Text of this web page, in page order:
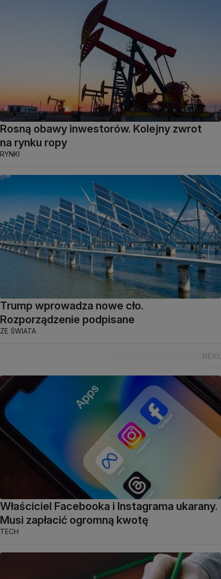
Rosną obawy inwestorów. Kolejny zwrot
na rynku ropy
RYNKI
Trump wprowadza nowe cło.
Rozporządzenie podpisane
ZE ŚWIATA
Właściciel Facebooka i Instagrama ukarany.
Musi zapłacić ogromną kwotę
TECH